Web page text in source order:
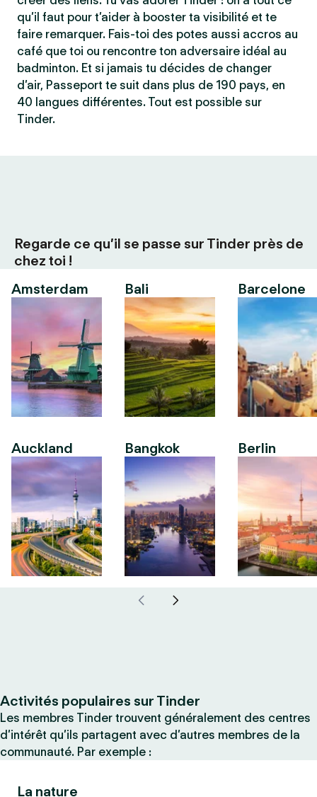
qu’il faut pour t’aider à booster ta visibilité et te
faire remarquer. Fais-toi des potes aussi accros au
café que toi ou rencontre ton adversaire idéal au
badminton. Et si jamais tu décides de changer
d’air, Passeport te suit dans plus de 190 pays, en
40 langues différentes. Tout est possible sur
Tinder.
Regarde ce qu’il se passe sur Tinder près de
chez toi !
Amsterdam
Auckland
Bali
Bangkok
Barcelone
Berlin
Activités populaires sur Tinder
Les membres Tinder trouvent généralement des centres
d’intérêt qu’ils partagent avec d’autres membres de la
communauté. Par exemple :
La nature